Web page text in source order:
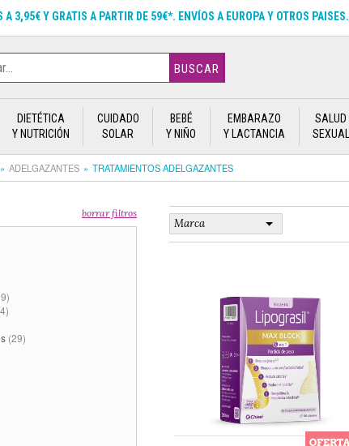
A 3,95€ Y GRATIS A PARTIR DE 59€*. ENVÍOS A EUROPA Y OTROS PAISES.
BUSCAR
DIETÉTICA
Y NUTRICIÓN
CUIDADO
SOLAR
BEBÉ
Y NIÑO
EMBARAZO
Y LACTANCIA
SALUD
SEXUAL
ADELGAZANTES TRATAMIENTOS ADELGAZANTES
borrar filtros
(29)
Marca